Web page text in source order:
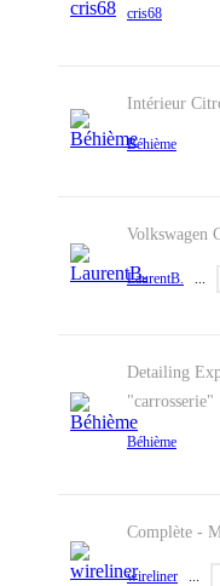
cris68
Intérieur
Béhième
Volkswagen
LaurentB. ...
Detailing
"carrosserie"
Béhième
Complète -
wireliner ...